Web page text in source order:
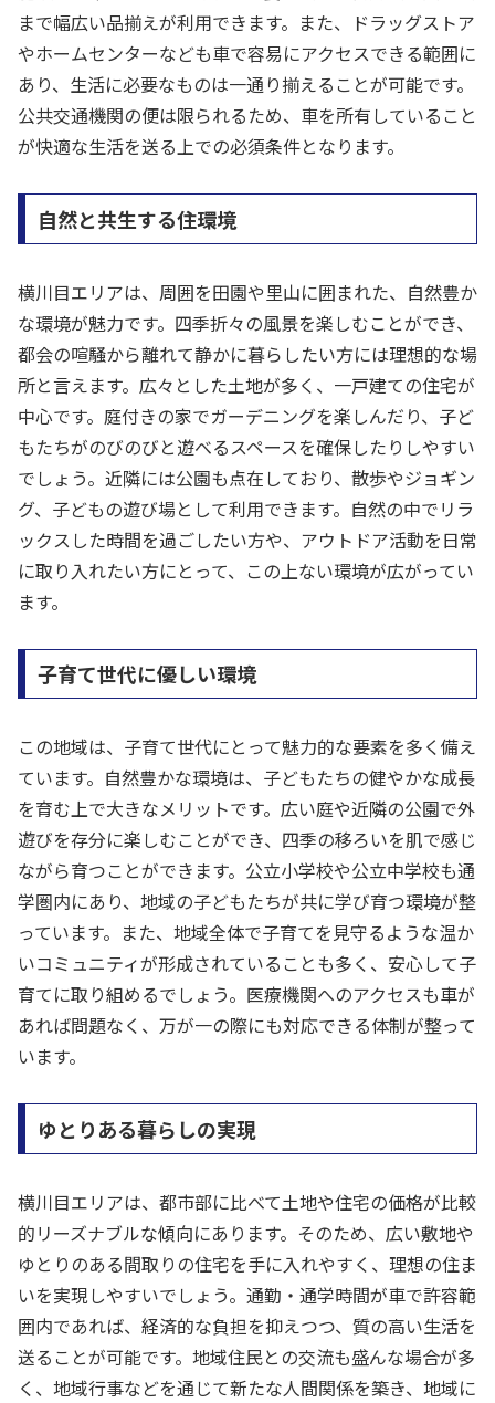
まで幅広い品揃えが利用できます。また、ドラッグストア
やホームセンターなども車で容易にアクセスできる範囲に
あり、生活に必要なものは一通り揃えることが可能です。
公共交通機関の便は限られるため、車を所有していること
が快適な生活を送る上での必須条件となります。
自然と共生する住環境
横川目エリアは、周囲を田園や里山に囲まれた、自然豊か
な環境が魅力です。四季折々の風景を楽しむことができ、
都会の喧騒から離れて静かに暮らしたい方には理想的な場
所と言えます。広々とした土地が多く、一戸建ての住宅が
中心です。庭付きの家でガーデニングを楽しんだり、子ど
もたちがのびのびと遊べるスペースを確保したりしやすい
でしょう。近隣には公園も点在しており、散歩やジョギン
グ、子どもの遊び場として利用できます。自然の中でリラ
ックスした時間を過ごしたい方や、アウトドア活動を日常
に取り入れたい方にとって、この上ない環境が広がってい
ます。
子育て世代に優しい環境
この地域は、子育て世代にとって魅力的な要素を多く備え
ています。自然豊かな環境は、子どもたちの健やかな成長
を育む上で大きなメリットです。広い庭や近隣の公園で外
遊びを存分に楽しむことができ、四季の移ろいを肌で感じ
ながら育つことができます。公立小学校や公立中学校も通
学圏内にあり、地域の子どもたちが共に学び育つ環境が整
っています。また、地域全体で子育てを見守るような温か
いコミュニティが形成されていることも多く、安心して子
育てに取り組めるでしょう。医療機関へのアクセスも車が
あれば問題なく、万が一の際にも対応できる体制が整って
います。
ゆとりある暮らしの実現
横川目エリアは、都市部に比べて土地や住宅の価格が比較
的リーズナブルな傾向にあります。そのため、広い敷地や
ゆとりのある間取りの住宅を手に入れやすく、理想の住ま
いを実現しやすいでしょう。通勤・通学時間が車で許容範
囲内であれば、経済的な負担を抑えつつ、質の高い生活を
送ることが可能です。地域住民との交流も盛んな場合が多
く、地域行事などを通じて新たな人間関係を築き、地域に